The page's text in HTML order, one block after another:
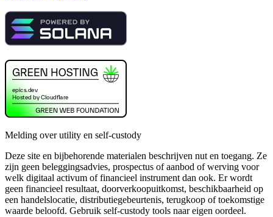
Melding over utility en self-custody
Deze site en bijbehorende materialen beschrijven nut en toegang. Ze
zijn geen beleggingsadvies, prospectus of aanbod of werving voor
welk digitaal activum of financieel instrument dan ook. Er wordt
geen financieel resultaat, doorverkoopuitkomst, beschikbaarheid op
een handelslocatie, distributiegebeurtenis, terugkoop of toekomstige
waarde beloofd. Gebruik self-custody tools naar eigen oordeel.